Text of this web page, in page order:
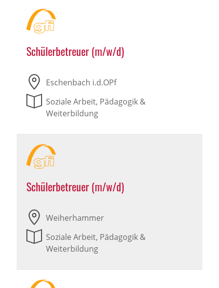
Schülerbetreuer (m/w/d)
Eschenbach i.d.OPf
Soziale Arbeit, Pädagogik &
Weiterbildung
Schülerbetreuer (m/w/d)
Weiherhammer
Soziale Arbeit, Pädagogik &
Weiterbildung